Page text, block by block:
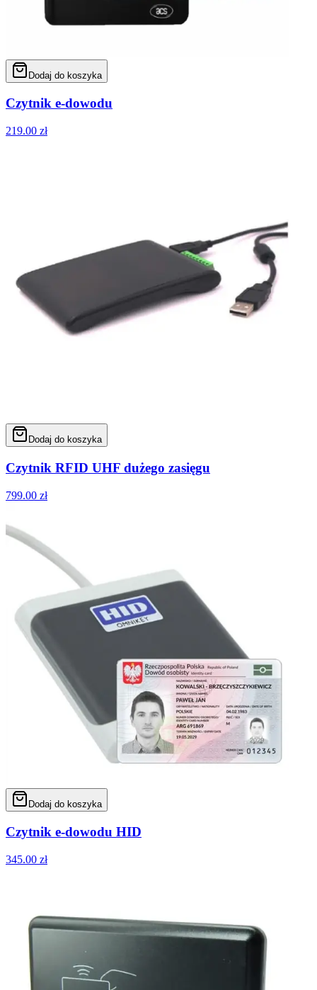
Dodaj do koszyka
Czytnik e-dowodu
219.00 zł
Dodaj do koszyka
Czytnik RFID UHF dużego zasięgu
799.00 zł
Dodaj do koszyka
Czytnik e-dowodu HID
345.00 zł